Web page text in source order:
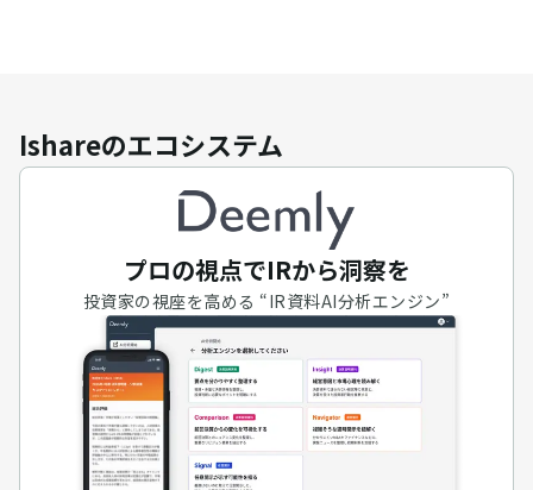
Ishareのエコシステム
プロの視点でIRから洞察を
投資家の視座を高める “IR資料AI分析エンジン”